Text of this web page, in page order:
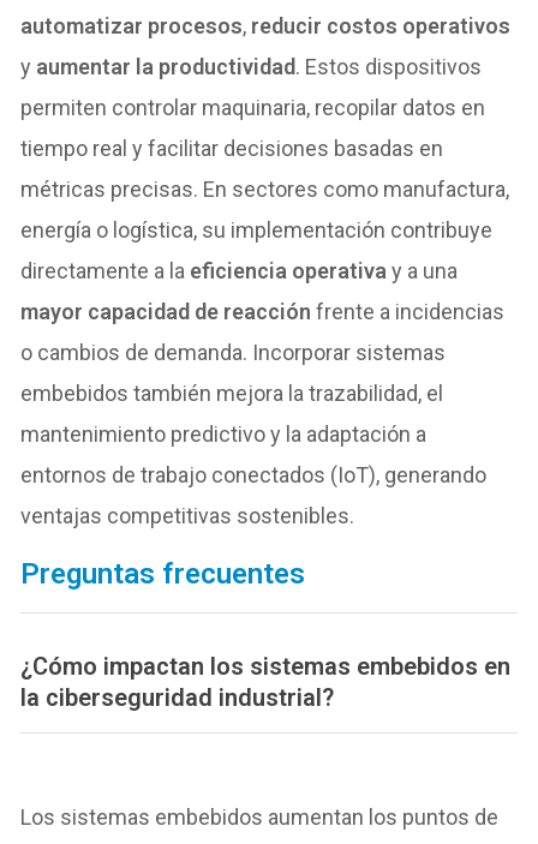
automatizar procesos, reducir costos operativos
y aumentar la productividad. Estos dispositivos
permiten controlar maquinaria, recopilar datos en
tiempo real y facilitar decisiones basadas en
métricas precisas. En sectores como manufactura,
energía o logística, su implementación contribuye
directamente a la eficiencia operativay a una
mayor capacidad de reacción frente a incidencias
o cambios de demanda. Incorporar sistemas
embebidos también mejora la trazabilidad, el
mantenimiento predictivo y la adaptación a
entornos de trabajo conectados (IoT), generando
ventajas competitivas sostenibles.
Preguntas frecuentes
¿Cómo impactan los sistemas embebidos en
la ciberseguridad industrial?
Los sistemas embebidos aumentan los puntos de